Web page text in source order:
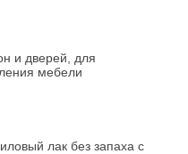
и дверей, для
мебели
лак без запаха с